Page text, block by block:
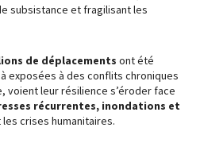
subsistance et fragilisant les
de déplacements ont été
exposées à des conflits chroniques
voient leur résilience s’éroder face
récurrentes, inondations et
crises humanitaires.